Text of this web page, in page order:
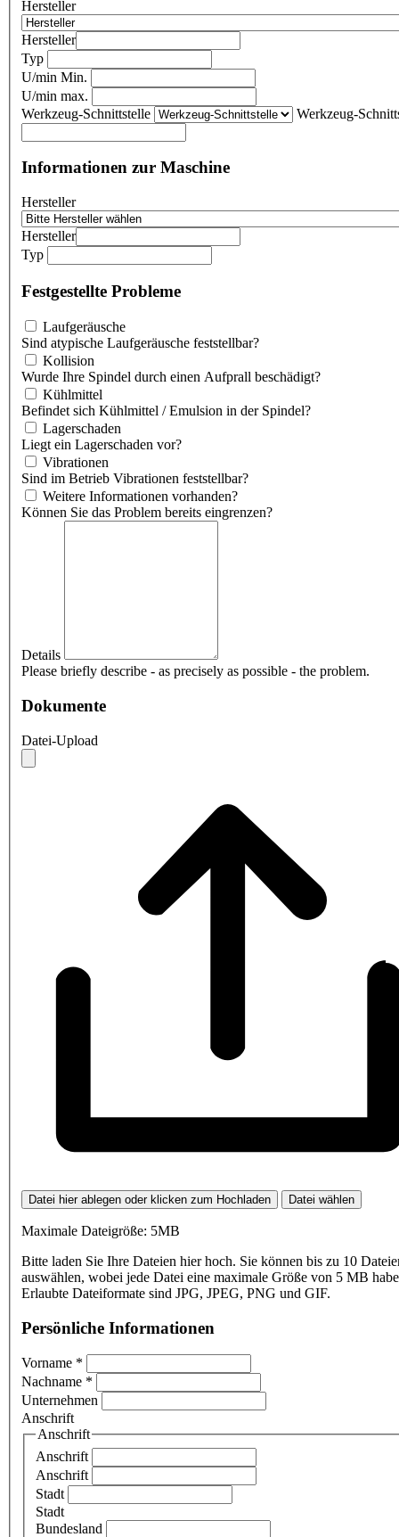
Hersteller
Hersteller
Typ
U/min Min.
U/min max.
Werkzeug-Schnittstelle
Werkzeug-
Informationen zur Maschine
Hersteller
Hersteller
Typ
Festgestellte Probleme
Laufgeräusche
Sind atypische Laufgeräusche feststellbar?
Kollision
Wurde Ihre Spindel durch einen Aufprall beschädigt?
Kühlmittel
Befindet sich Kühlmittel / Emulsion in der Spindel?
Lagerschaden
Liegt ein Lagerschaden vor?
Vibrationen
Sind im Betrieb Vibrationen feststellbar?
Weitere Informationen vorhanden?
Können Sie das Problem bereits eingrenzen?
Details
Please briefly describe - as precisely as possible - the problem.
Dokumente
Datei-Upload
Datei hier ablegen oder klicken zum Hochladen Datei wählen
Maximale Dateigröße: 5MB
Bitte laden Sie Ihre Dateien hier hoch. Sie können bis zu 10
auswählen, wobei jede Datei eine maximale Größe von 5 MB
Erlaubte Dateiformate sind JPG, JPEG, PNG und GIF.
Persönliche Informationen
Vorname *
Nachname *
Unternehmen
Anschrift
Anschrift
Anschrift
Anschrift
Stadt
Stadt
Bundesland